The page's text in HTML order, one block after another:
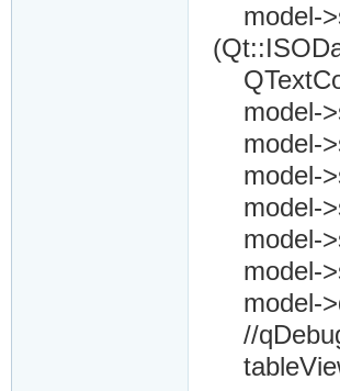
model-
model-
model-
model-
model-
model-
model-
model-
//